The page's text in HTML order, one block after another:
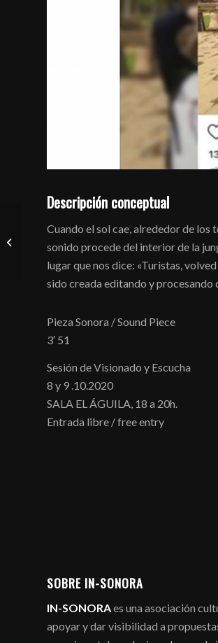
Descripción conceptual
Cuando el sol cae, alrededor de los
sonido procede del interior de la
lugar que nos dice: «Turistas,
sido creada editando y procesando
Pieza Sonora / Sound Piece
3′ 51
Sesión de Visionado y Escucha
8 y 9 .10.2020
SALA EL ÁGUILA, 18 a 20h.
Entrada libre / free entry
SOBRE IN-SONORA
IN-SONORAes una asociación
apoyar y dar visibilidad a
Cycle et rupture